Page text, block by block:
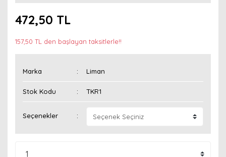
472,50 TL
157,50 TL den başlayan taksitlerle!!
Marka Liman
Stok Kodu TKR1
Seçenekler